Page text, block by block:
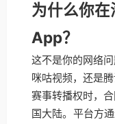
为什么你
App？
这不是你的网络
咪咕视频，还是
赛事转播权时，
国大陆。平台方